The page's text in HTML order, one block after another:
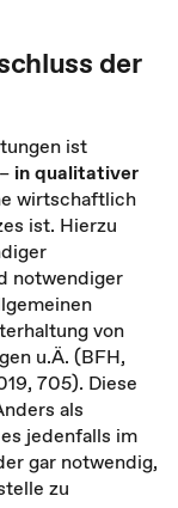
der
ist
in qualitativer
wirtschaftlich
ist. Hierzu
notwendiger
von
u.Ä. (BFH,
705). Diese
als
jedenfalls im
gar notwendig,
zu